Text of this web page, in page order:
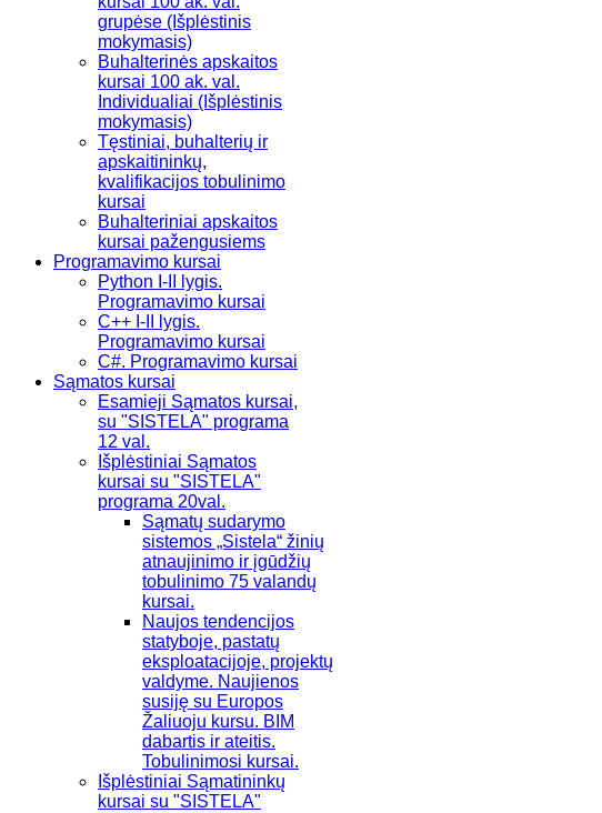
grupėse (Išplėstinis
mokymasis)
Buhalterinės apskaitos
kursai 100 ak. val.
Individualiai (Išplėstinis
mokymasis)
Tęstiniai, buhalterių ir
apskaitininkų,
kvalifikacijos tobulinimo
kursai
Buhalteriniai apskaitos
kursai pažengusiems
Programavimo kursai
Python I-II lygis.
Programavimo kursai
C++ I-II lygis.
Programavimo kursai
C#. Programavimo kursai
Sąmatos kursai
Esamieji Sąmatos kursai,
su "SISTELA" programa
12 val.
Išplėstiniai Sąmatos
kursai su "SISTELA"
programa 20val.
Sąmatų sudarymo
sistemos „Sistela“ žinių
atnaujinimo ir įgūdžių
tobulinimo 75 valandų
kursai.
Naujos tendencijos
statyboje, pastatų
eksploatacijoje, projektų
valdyme. Naujienos
susiję su Europos
Žaliuoju kursu. BIM
dabartis ir ateitis.
Tobulinimosi kursai.
Išplėstiniai Sąmatininkų
kursai su "SISTELA"